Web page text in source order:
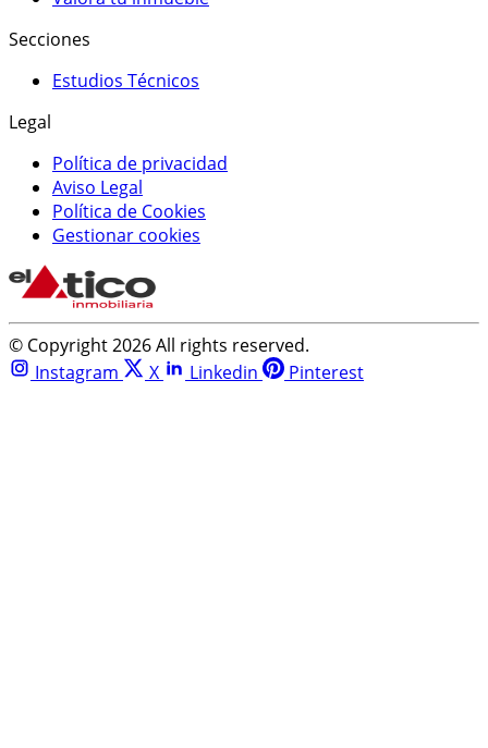
Secciones
Estudios Técnicos
Legal
Política de privacidad
Aviso Legal
Política de Cookies
Gestionar cookies
© Copyright 2026 All rights reserved.
Instagram
X Linkedin Pinterest